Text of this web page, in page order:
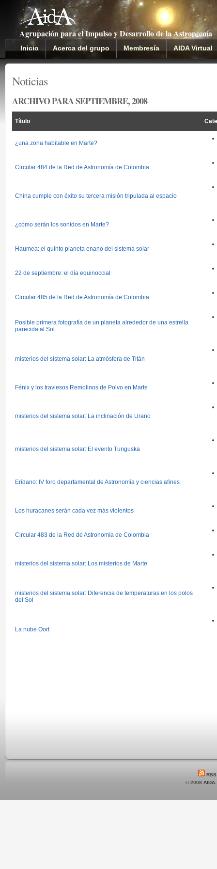
Agrupación para el Impulso y Desarrollo de la Astronomía
Inicio Acerca del grupo Membresía AIDA Virtual
Noticias
ARCHIVO PARA SEPTIEMBRE, 2008
Título
¿una zona habitable en Marte?
Circular 484 de la Red de Astronomía de Colombia
China cumple con éxito su tercera misión tripulada al espacio
¿cómo serán los sonidos en Marte?
Haumea: el quinto planeta enano del sistema solar
22 de septiembre: el día equinoccial
Circular 485 de la Red de Astronomía de Colombia
Posible primera fotografía de un planeta alrededor de una estrella
parecida al Sol
misterios del sistema solar: La atmósfera de Titán
Fénix y los traviesos Remolinos de Polvo en Marte
misterios del sistema solar: La inclinación de Urano
misterios del sistema solar: El evento Tunguska
Erídano: IV foro departamental de Astronomía y ciencias afines
Los huracanes serán cada vez más violentos
Circular 483 de la Red de Astronomía de Colombia
misterios del sistema solar: Los misterios de Marte
misterios del sistema solar: Diferencia de temperaturas en los polos
del Sol
La nube Oort
RSS
© 2008 AIDA